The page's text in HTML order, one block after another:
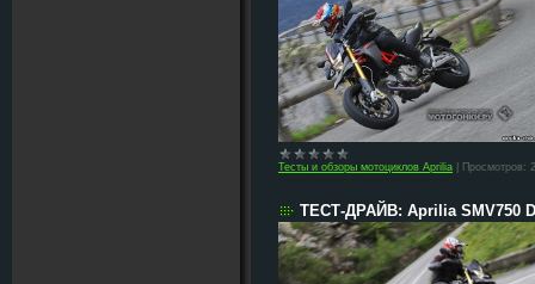
Тесты и обзоры мотоциклов Aprilia Просмотров:
ТЕСТ-ДРАЙВ: Aprilia SMV750